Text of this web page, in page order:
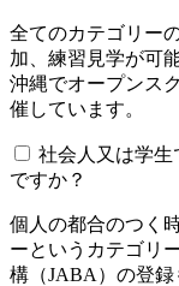
全てのカテゴリー
加、練習見学が可
沖縄でオープンス
催しています。
社会人又は学
ですか？
個人の都合のつく
ーというカテゴリ
構（JABA）の登録